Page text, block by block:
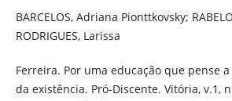
BARCELOS, Adriana Pionttkovsky;
RODRIGUES, Larissa
Ferreira. Por uma educação que pense
da existência. Pró-Discente. Vitória, v.1,